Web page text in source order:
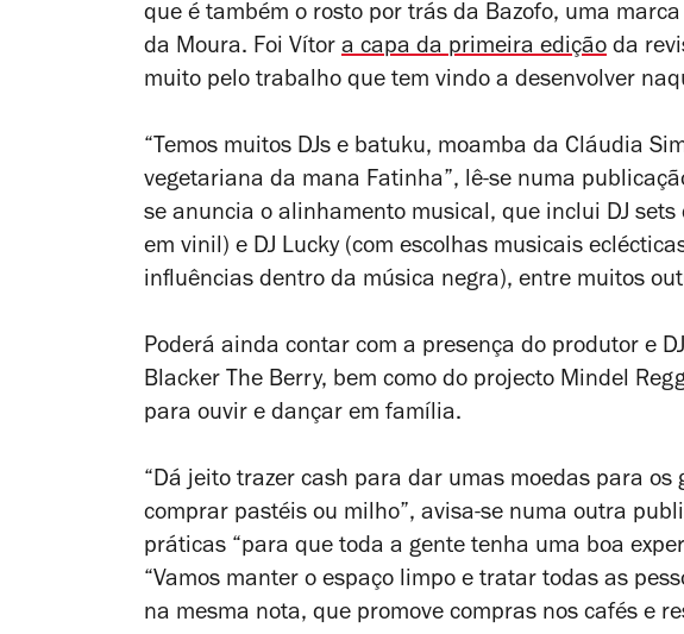
que é também o rosto por trás da Bazofo, uma
da Moura. Foi Vítor a capa da primeira edição da
muito pelo trabalho que tem vindo a desenvolver
“Temos muitos DJs e batuku, moamba da Cláudia
vegetariana da mana Fatinha”, lê-se numa
se anuncia o alinhamento musical, que inclui DJ
em vinil) e DJ Lucky (com escolhas musicais
influências dentro da música negra), entre muitos
Poderá ainda contar com a presença do produtor e
Blacker The Berry, bem como do projecto Mindel
para ouvir e dançar em família.
“Dá jeito trazer cash para dar umas moedas para os
comprar pastéis ou milho”, avisa-se numa outra
práticas “para que toda a gente tenha uma boa
“Vamos manter o espaço limpo e tratar todas as
na mesma nota, que promove compras nos cafés e